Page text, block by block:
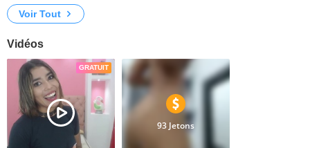
Voir Tout
Vidéos
GRATUIT
93 Jetons